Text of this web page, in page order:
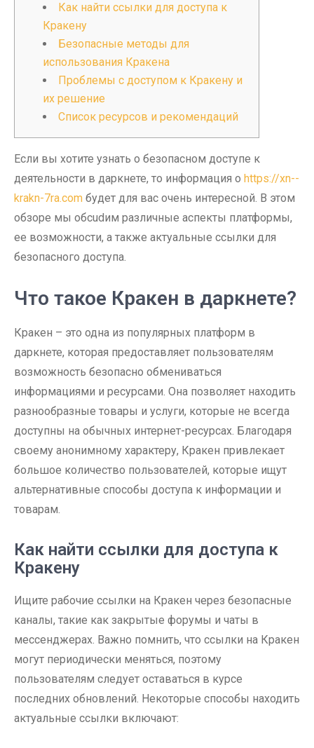
Как найти ссылки для доступа к
Кракену
Безопасные методы для
использования Кракена
Проблемы с доступом к Кракену и
их решение
Список ресурсов и рекомендаций
Если вы хотите узнать о безопасном доступе к
деятельности в даркнете, то информация о https://xn--
krakn-7ra.com будет для вас очень интересной. В этом
обзоре мы обсudим различные аспекты платформы,
ее возможности, а также актуальные ссылки для
безопасного доступа.
Что такое Кракен в даркнете?
Кракен – это одна из популярных платформ в
даркнете, которая предоставляет пользователям
возможность безопасно обмениваться
информациями и ресурсами. Она позволяет находить
разнообразные товары и услуги, которые не всегда
доступны на обычных интернет-ресурсах. Благодаря
своему анонимному характеру, Кракен привлекает
большое количество пользователей, которые ищут
альтернативные способы доступа к информации и
товарам.
Как найти ссылки для доступа к
Кракену
Ищите рабочие ссылки на Кракен через безопасные
каналы, такие как закрытые форумы и чаты в
мессенджерах. Важно помнить, что ссылки на Кракен
могут периодически меняться, поэтому
пользователям следует оставаться в курсе
последних обновлений. Некоторые способы находить
актуальные ссылки включают: